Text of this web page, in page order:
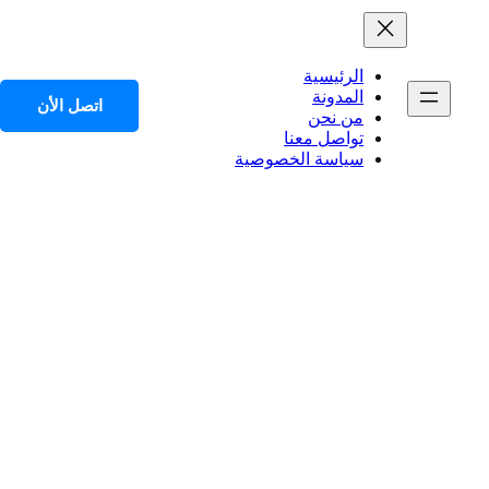
الرئيسية
المدونة
من نحن
تواصل معنا
سياسة الخصوصية
اتصل الأن